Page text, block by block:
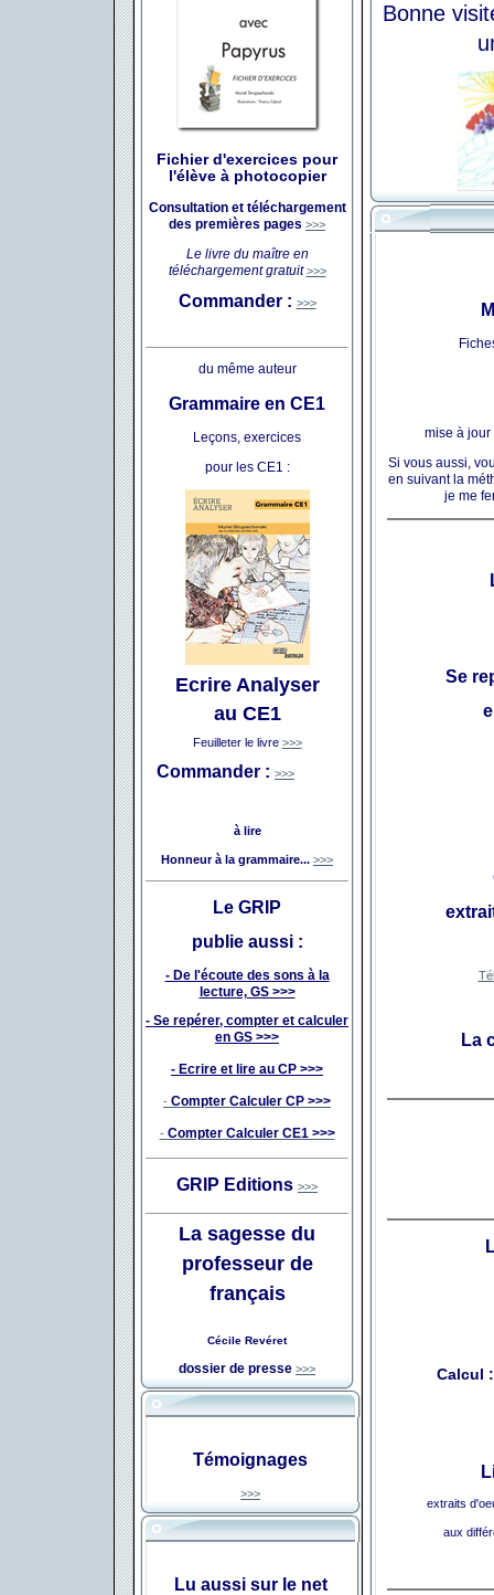
Fichier d'exercices pour
l'élève à photocopier
Consultation et téléchargement
des premières pages >>>
Le livre du maître en
téléchargement gratuit>>>
Commander : >>>
du même auteur
Grammaire en CE1
Leçons, exercices
pour les CE1 :
Ecrire Analyser
au CE1
Feuilleter le livre >>>
Commander : >>>
à lire
Honneur à la grammaire... >>>
Le GRIP
publie aussi :
- De l'écoute des sons à la
lecture, GS >>>
- Se repérer, compter et calculer
en GS >>>
- Ecrire et lire au CP >>>
- Compter Calculer CP >>>
- Compter Calculer CE1 >>>
GRIP Editions >>>
La sagesse du
professeur de
français
Cécile Revéret
dossier de presse >>>
Témoignages
>>>
Lu aussi sur le net
Bonne
mise à
Si vous aussi,
en suivant la
je me
Se
La
Calcul
extraits
aux